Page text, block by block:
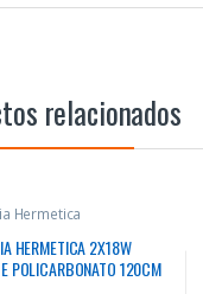
relacionados
Hermetica
HERMETICA 2X18W
POLICARBONATO 120CM